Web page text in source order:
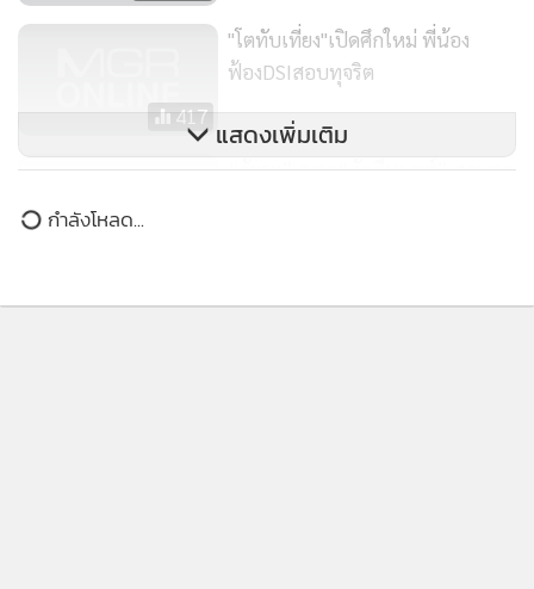
417
"โตทับเที่ยง"เปิดศึกใหม่ พี่น้อง
ฟ้องDSIสอบทุจริต
“วัชระ” สวน “ภักดีหาญส์” สอบตก
แสดงเพิ่มเติม
กำลังโหลด...